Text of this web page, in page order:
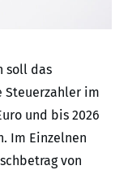
soll das
Steuerzahler im
und bis 2026
Im Einzelnen
von